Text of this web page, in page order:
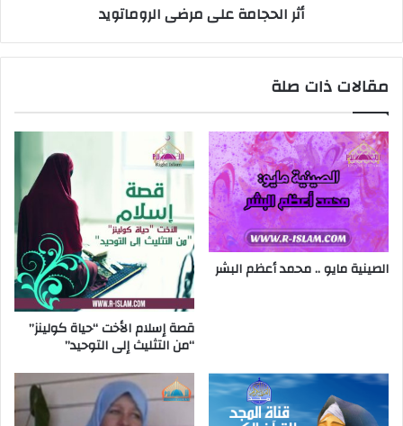
أثر الحجامة على مرضى الروماتويد
مقالات ذات صلة
الصينية مايو .. محمد أعظم البشر
قصة إسلام الأخت “حياة كولينز”
“من التثليث إلى التوحيد”